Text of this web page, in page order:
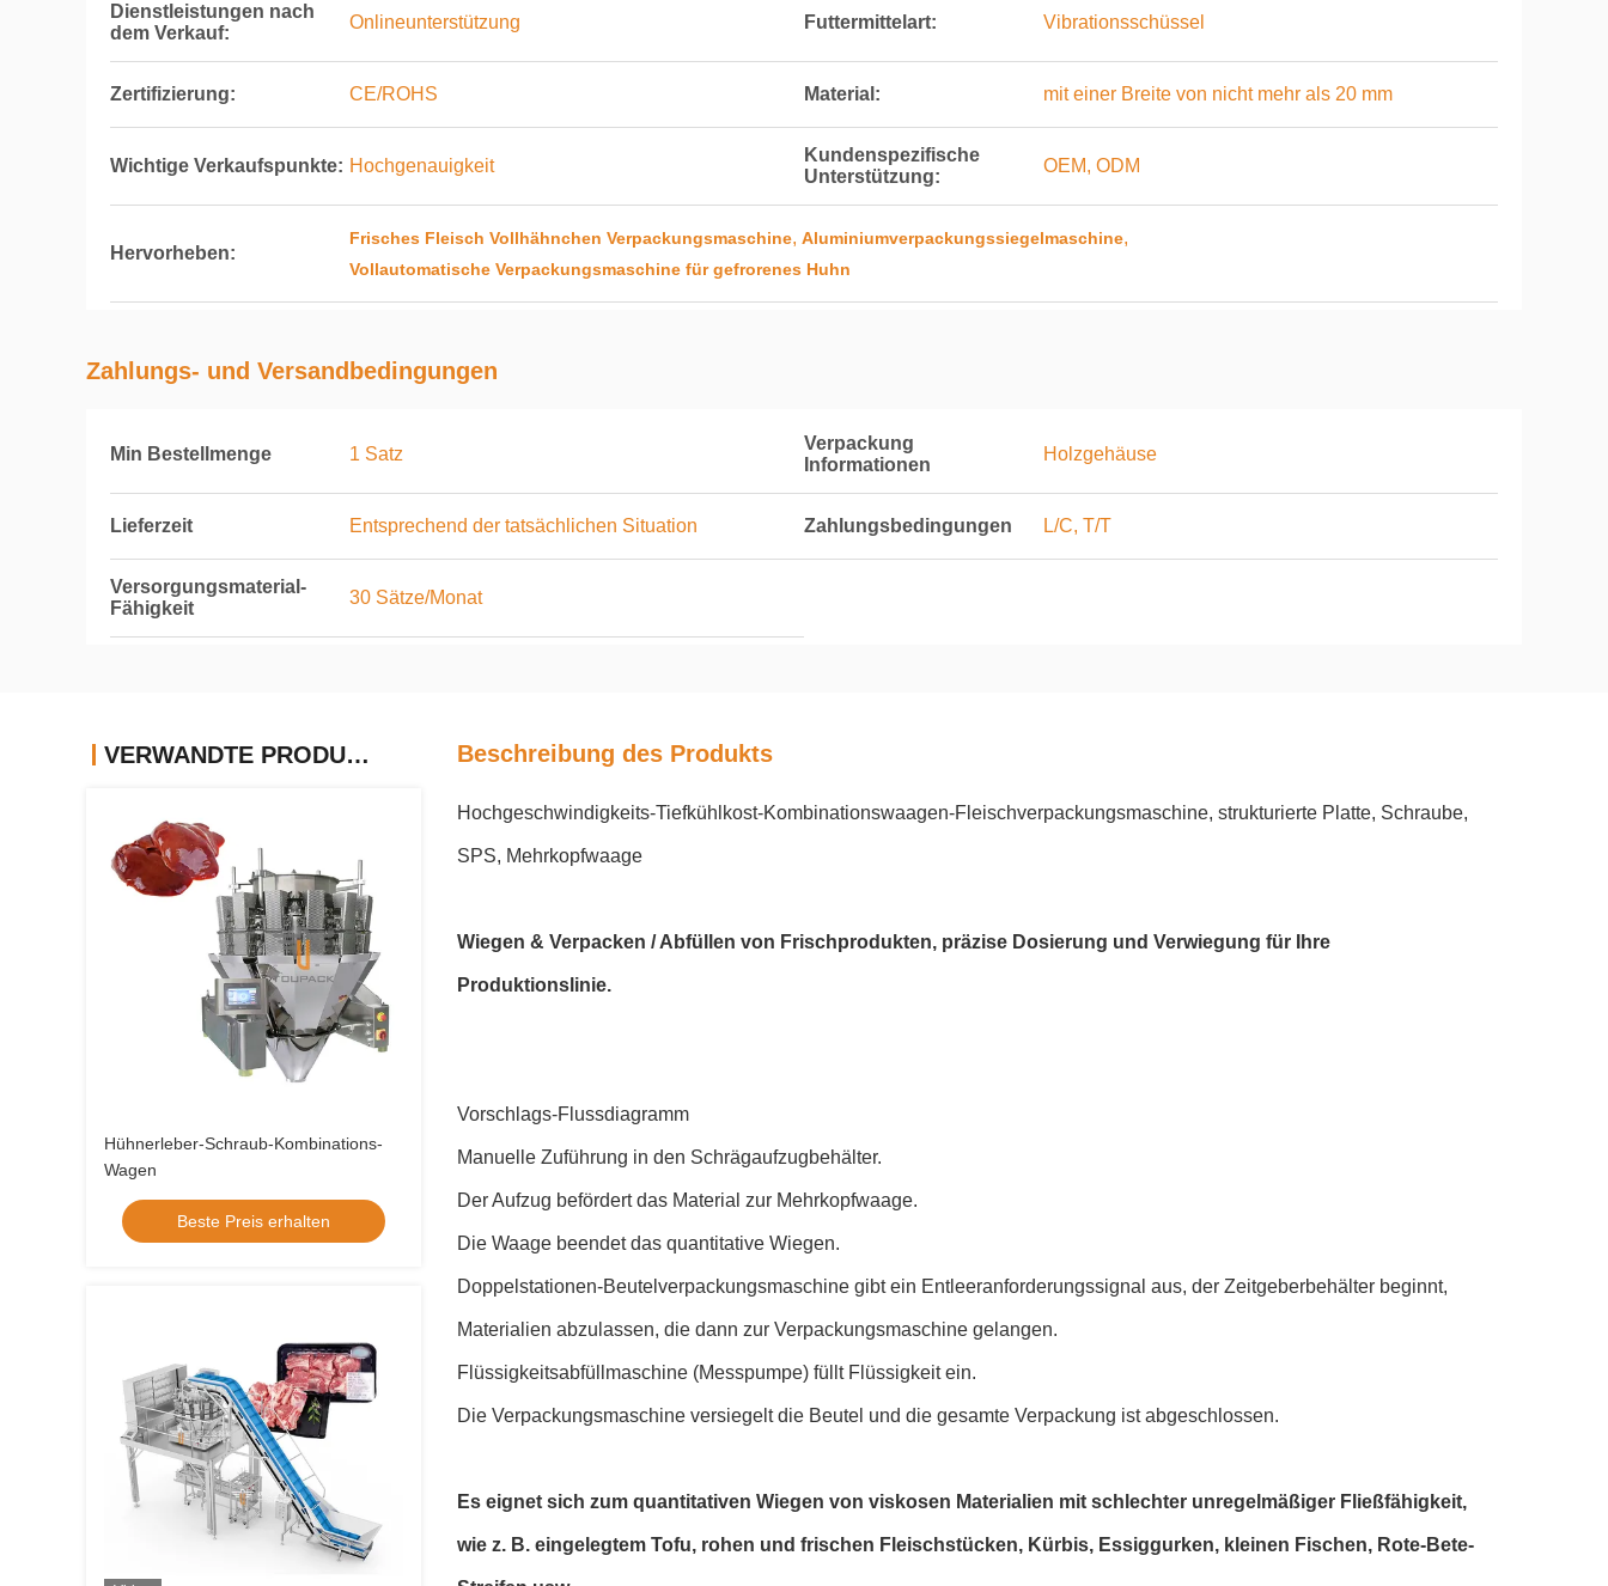
Dienstleistungen nach
dem Verkauf:
Onlineunterstützung Futtermittelart: Vibrationsschüssel
Zertifizierung: CE/ROHS Material: mit einer Breite von nicht mehr als 20 mm
Wichtige Verkaufspunkte: Hochgenauigkeit
Kundenspezifische
Unterstützung:
OEM, ODM
Hervorheben:
Frisches Fleisch Vollhähnchen Verpackungsmaschine, Aluminiumverpackungssiegelmaschine,
Vollautomatische Verpackungsmaschine für gefrorenes Huhn
Zahlungs- und Versandbedingungen
Min Bestellmenge 1 Satz
Verpackung
Informationen
Holzgehäuse
Lieferzeit Entsprechend der tatsächlichen Situation Zahlungsbedingungen L/C, T/T
Versorgungsmaterial-
Fähigkeit
30 Sätze/Monat
VERWANDTE PRODUKTE
Hühnerleber-Schraub-Kombinations-
Wagen
Beste Preis erhalten
Beschreibung des Produkts
Hochgeschwindigkeits-Tiefkühlkost-Kombinationswaagen-Fleischverpackungsmaschine, strukturierte Platte, Schraube,
SPS, Mehrkopfwaage
Wiegen & Verpacken / Abfüllen von Frischprodukten, präzise Dosierung und Verwiegung für Ihre
Produktionslinie.
Vorschlags-Flussdiagramm
Manuelle Zuführung in den Schrägaufzugbehälter.
Der Aufzug befördert das Material zur Mehrkopfwaage.
Die Waage beendet das quantitative Wiegen.
Doppelstationen-Beutelverpackungsmaschine gibt ein Entleeranforderungssignal aus, der Zeitgeberbehälter beginnt,
Materialien abzulassen, die dann zur Verpackungsmaschine gelangen.
Flüssigkeitsabfüllmaschine (Messpumpe) füllt Flüssigkeit ein.
Die Verpackungsmaschine versiegelt die Beutel und die gesamte Verpackung ist abgeschlossen.
Es eignet sich zum quantitativen Wiegen von viskosen Materialien mit schlechter unregelmäßiger Fließfähigkeit,
wie z. B. eingelegtem Tofu, rohen und frischen Fleischstücken, Kürbis, Essiggurken, kleinen Fischen, Rote-Bete-